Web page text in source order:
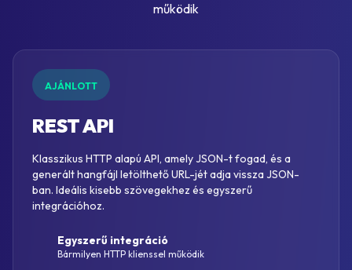
működik
AJÁNLOTT
REST API
Klasszikus HTTP alapú API, amely JSON-t fogad, és a
generált hangfájl letölthető URL-jét adja vissza JSON-
ban. Ideális kisebb szövegekhez és egyszerű
integrációhoz.
Egyszerű integráció
Bármilyen HTTP klienssel működik